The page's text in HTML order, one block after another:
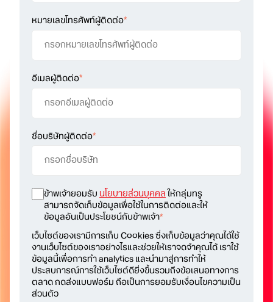
หมายเลขโทรศัพท์ผู้ติดต่อ*
อีเมลผู้ติดต่อ*
ชื่อบริษัทผู้ติดต่อ*
ข้าพเจ้ายอมรับนโยบายส่วนบุคคลให้กลุ่มทรู
สามารถจัดเก็บข้อมูลเพื่อใช้ในการติดต่อและให้
ข้อมูลอันเป็นประโยชน์กับข้าพเจ้า*
เว็บไซต์ของเรามีการเก็บ Cookies ซึ่งเก็บข้อมูลว่าคุณได้ใช้
งานเว็บไซต์ของเราอย่างไรและช่วยให้เราจดจำคุณได้ เราใช้
ข้อมูลนี้เพื่อการทำ analytics และนำมาสู่การทำให้
ประสบการณ์การใช้เว็บไซต์ดียิ่งขึ้นรวมถึงข้อเสนอทางการ
ตลาด กดส่งแบบฟอร์ม ถือเป็นการยอมรับเงื่อนไขความเป็น
ส่วนตัว